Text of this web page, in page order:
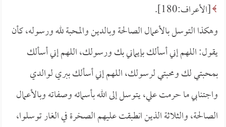
[الأعراف:180].
وهكذا التوسل بالأعمال الصالحة وبالدين والمحبة لله ورسوله، كأن
يقول: اللهم إني أسألك بإيماني بك ورسولك، اللهم إني أسألك
بمحبتي لك ومحبتي لرسولك، اللهم إني أسألك ببري لوالدي
واجتنابي ما حرمت علي، يتوسل إلى الله بأسمائه وصفاته وبالأعمال
الصالحة، والثلاثة الذين انطبقت عليهم الصخرة في الغار توسلوا،